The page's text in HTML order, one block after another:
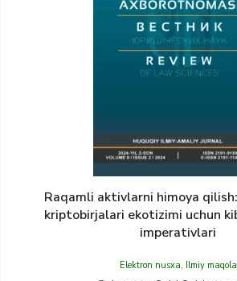
Raqamli aktivlarni himoya
kriptobirjalari ekotizimi uchun
imperativlari
Elektron nusxa, Ilmiy maqola